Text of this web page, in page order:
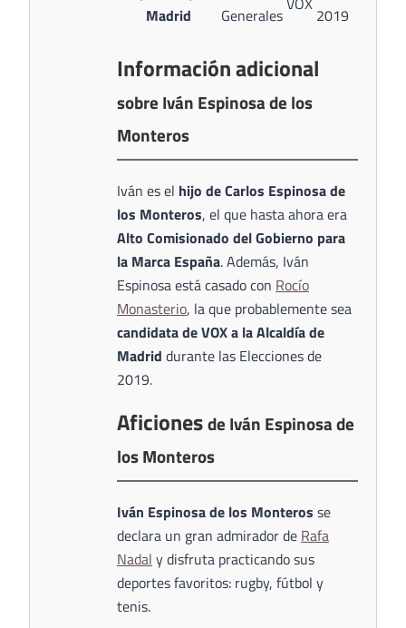
Madrid
Generales
2019
Información adicional
sobre Iván Espinosa de los
Monteros
Iván es el hijo de Carlos Espinosa de
los Monteros, el que hasta ahora era
Alto Comisionado del Gobierno para
la Marca España. Además, Iván
Espinosa está casado con Rocío
Monasterio, la que probablemente sea
candidata de VOX a la Alcaldía de
Madrid durante las Elecciones de
2019.
Aficionesde Iván Espinosa de
los Monteros
Iván Espinosa de los Monteros se
declara un gran admirador de Rafa
Nadal y disfruta practicando sus
deportes favoritos: rugby, fútbol y
tenis.